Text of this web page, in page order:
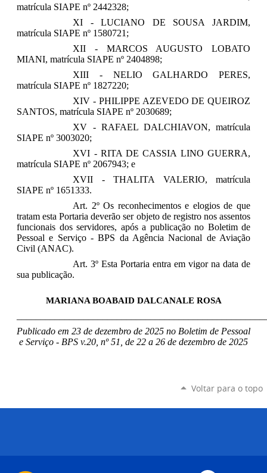
matrícula SIAPE nº 2442328;
XI - LUCIANO DE SOUSA JARDIM,
matrícula SIAPE nº 1580721;
XII - MARCOS AUGUSTO LOBATO
MIANI, matrícula SIAPE nº 2404898;
XIII - NELIO GALHARDO PERES,
matrícula SIAPE nº 1827220;
XIV - PHILIPPE AZEVEDO DE QUEIROZ
SANTOS, matrícula SIAPE nº 2030689;
XV - RAFAEL DALCHIAVON, matrícula
SIAPE nº 3003020;
XVI - RITA DE CASSIA LINO GUERRA,
matrícula SIAPE nº 2067943; e
XVII - THALITA VALERIO, matrícula
SIAPE nº 1651333.
Art. 2º Os reconhecimentos e elogios de que
tratam esta Portaria deverão ser objeto de registro nos assentos
funcionais dos servidores, após a publicação no Boletim de
Pessoal e Serviço - BPS da Agência Nacional de Aviação
Civil (ANAC).
Art. 3º Esta Portaria entra em vigor na data de
sua publicação.
MARIANA BOABAID DALCANALE ROSA
Publicado em 23 de dezembro de 2025 no Boletim de Pessoal
e Serviço - BPS v.20, nº 51, de 22 a 26 de dezembro de 2025
Voltar para o topo